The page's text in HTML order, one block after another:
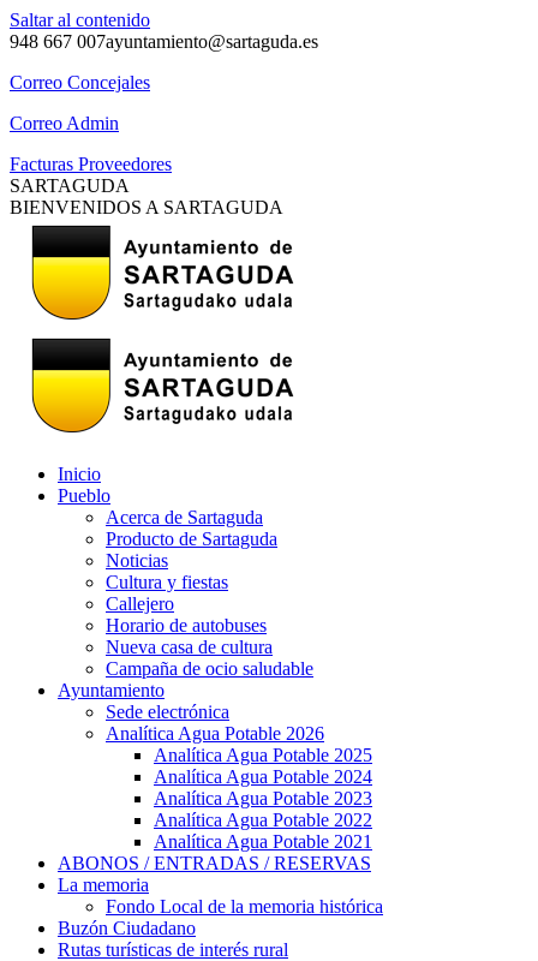
Saltar al contenido
948 667 007ayuntamiento@sartaguda.es
Correo Concejales
Correo Admin
Facturas Proveedores
SARTAGUDA
BIENVENIDOS A SARTAGUDA
Inicio
Pueblo
Acerca de Sartaguda
Producto de Sartaguda
Noticias
Cultura y fiestas
Callejero
Horario de autobuses
Nueva casa de cultura
Campaña de ocio saludable
Ayuntamiento
Sede electrónica
Analítica Agua Potable 2026
Analítica Agua Potable 2025
Analítica Agua Potable 2024
Analítica Agua Potable 2023
Analítica Agua Potable 2022
Analítica Agua Potable 2021
ABONOS / ENTRADAS / RESERVAS
La memoria
Fondo Local de la memoria histórica
Buzón Ciudadano
Rutas turísticas de interés rural